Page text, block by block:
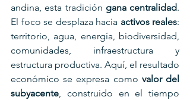
andina, esta tradición gana centralidad.
El foco se desplaza hacia activos reales:
territorio, agua, energía, biodiversidad,
comunidades, infraestructura y
estructura productiva. Aquí, el resultado
económico se expresa como valor del
subyacente, construido en el tiempo